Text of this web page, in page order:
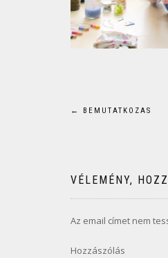
Bejegyzés
← BEMUTATKOZAS
VÉLEMÉNY,
Az email címet nem
Hozzászólás